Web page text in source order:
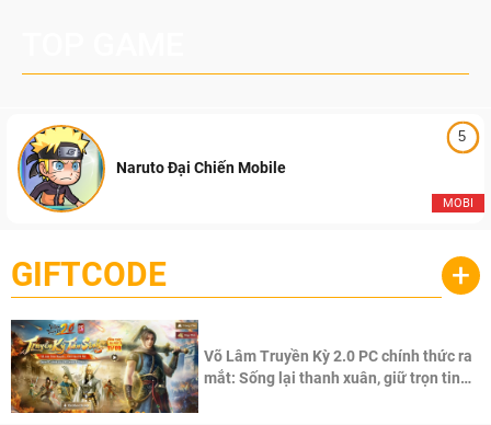
5
MOBI
Naruto Đại Chiến Mobile
GIFTCODE +
Võ Lâm Truyền Kỳ 2.0 PC chính thức ra
mắt: Sống lại thanh xuân, giữ trọn tinh